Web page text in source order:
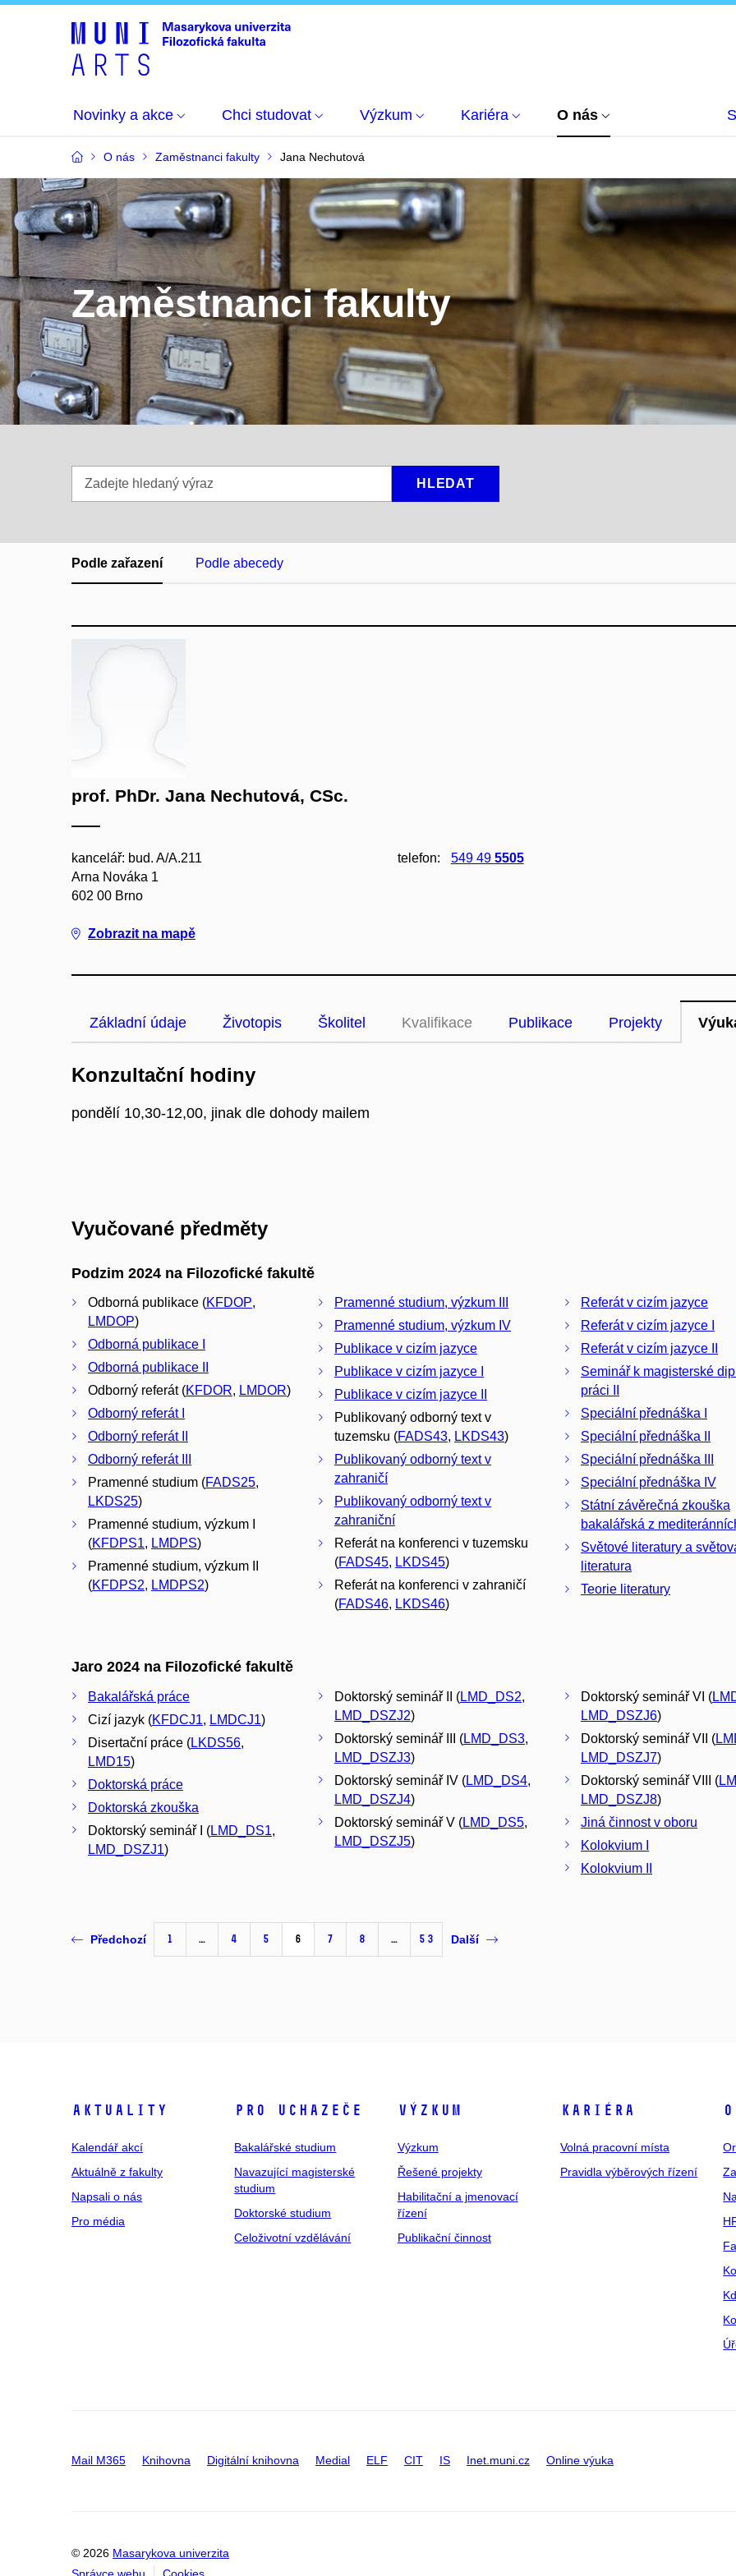
Novinky a akce Chci studovat Výzkum Kariéra O nás
O nás Zaměstnanci fakulty Jana Nechutová
Zaměstnanci fakulty
hledaný
HLEDAT
Podle zařazení Podle abecedy
prof. PhDr. Jana Nechutová, CSc.
kancelář: bud. A/A.211
Arna Nováka 1
602 00 Brno
Zobrazit na mapě
telefon: 549 49 5505
Základní údaje Životopis Školitel Kvalifikace Publikace Projekty
Konzultační hodiny
pondělí 10,30-12,00, jinak dle dohody mailem
Vyučované předměty
Podzim 2024 na Filozofické fakultě
Odborná publikace (KFDOP,
LMDOP)
Odborná publikace I
Odborná publikace II
Odborný referát (KFDOR, LMDOR)
Odborný referát I
Odborný referát II
Odborný referát III
Pramenné studium (FADS25,
LKDS25)
Pramenné studium, výzkum I
(KFDPS1, LMDPS)
Pramenné studium, výzkum II
(KFDPS2, LMDPS2)
Pramenné studium, výzkum III
Pramenné studium, výzkum IV
Publikace v cizím jazyce
Publikace v cizím jazyce I
Publikace v cizím jazyce II
Publikovaný odborný text v
tuzemsku (FADS43, LKDS43)
Publikovaný odborný text v
zahraničí
Publikovaný odborný text v
zahraniční
Referát na konferenci v tuzemsku
(FADS45, LKDS45)
Referát na konferenci v zahraničí
(FADS46, LKDS46)
Referát v cizím jazyce
Referát v cizím jazyce I
Referát v cizím jazyce II
Seminář k magisterské
práci II
Speciální přednáška I
Speciální přednáška II
Speciální přednáška III
Speciální přednáška IV
Státní závěrečná zkouška
bakalářská z
Světové literatury a
literatura
Teorie literatury
Jaro 2024 na Filozofické fakultě
Bakalářská práce
Cizí jazyk (KFDCJ1, LMDCJ1)
Disertační práce (LKDS56,
LMD15)
Doktorská práce
Doktorská zkouška
Doktorský seminář I (LMD_DS1,
LMD_DSZJ1)
Doktorský seminář II (LMD_DS2,
LMD_DSZJ2)
Doktorský seminář III (LMD_DS3,
LMD_DSZJ3)
Doktorský seminář IV (LMD_DS4,
LMD_DSZJ4)
Doktorský seminář V (LMD_DS5,
LMD_DSZJ5)
Doktorský seminář VI (
LMD_DSZJ6)
Doktorský seminář VII (
LMD_DSZJ7)
Doktorský seminář VIII (
LMD_DSZJ8)
Jiná činnost v oboru
Kolokvium I
Kolokvium II
Předchozí 1 … 4 5 6 7 8 … 53 Další
Aktuality
Kalendář akcí
Aktuálně z fakulty
Napsali o nás
Pro média
Pro uchazeče
Bakalářské studium
Navazující magisterské
studium
Doktorské studium
Celoživotní vzdělávání
Výzkum
Výzkum
Řešené projekty
Habilitační a jmenovací
řízení
Publikační činnost
Kariéra
Volná pracovní místa
Pravidla výběrových řízení
Mail M365 Knihovna Digitální knihovna Medial ELF CIT IS Inet.muni.cz Online výuka
© 2026 Masarykova univerzita